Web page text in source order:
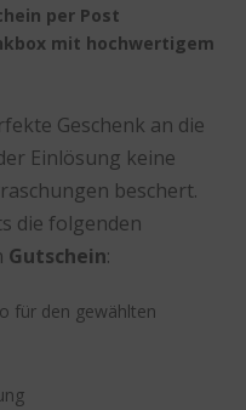
per Post
mit hochwertigem
Geschenk an die
Einlösung keine
beschert.
die folgenden
Gutschein:
für den gewählten